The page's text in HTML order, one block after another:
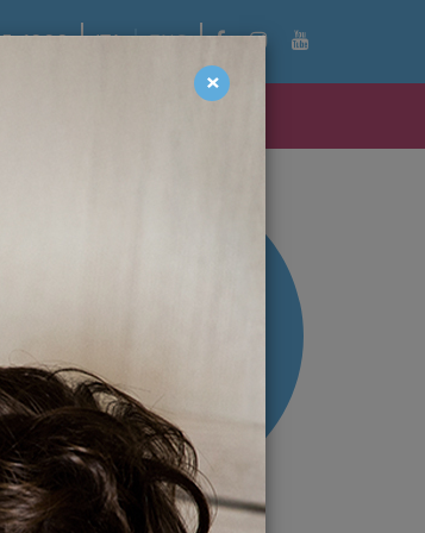
5x1000 ITA ENG facebook
instagram
youtube
×